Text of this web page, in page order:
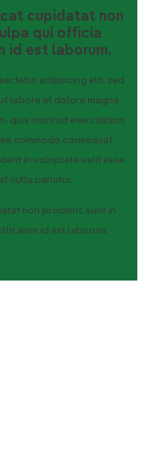
cupidatat non
qui officia
id est laborum.
adipiscing elit, sed
labore et dolore magna
quis nostrud exercitation
ea commodo consequat.
in voluptate velit esse
nulla pariatur.
non proident, sunt in
anim id est laborum.